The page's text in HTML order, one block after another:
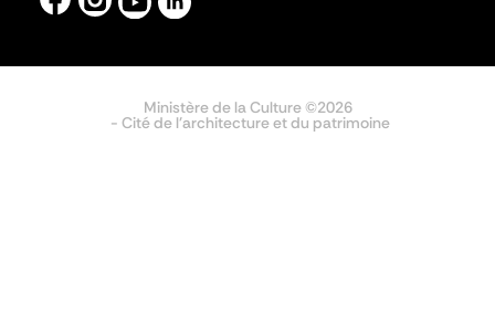
Ministère de la Culture ©2026
- Cité de l'architecture et du patrimoine